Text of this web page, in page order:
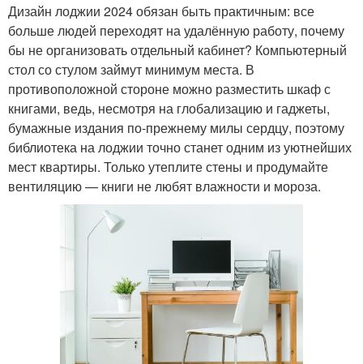
Дизайн лоджии 2024 обязан быть практичным: все
больше людей переходят на удалённую работу, почему
бы не организовать отдельный кабинет? Компьютерный
стол со стулом займут минимум места. В
противоположной стороне можно разместить шкаф с
книгами, ведь, несмотря на глобализацию и гаджеты,
бумажные издания по-прежнему милы сердцу, поэтому
библиотека на лоджии точно станет одним из уютнейших
мест квартиры. Только утеплите стены и продумайте
вентиляцию — книги не любят влажности и мороза.